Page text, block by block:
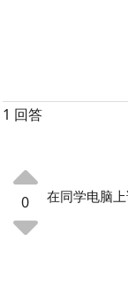
1 回答
0 在同学电脑